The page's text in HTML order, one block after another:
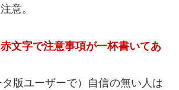
意。
文字で注意事項が一杯書いてあ
タ版ユーザーで）自信の無い人は